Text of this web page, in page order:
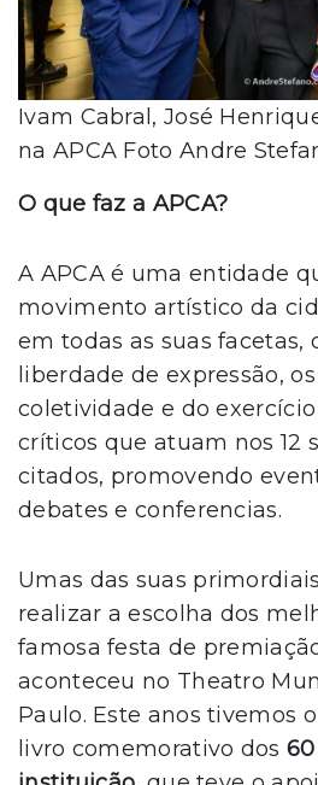
Ivam Cabral, José
na APCA Foto Andre
O que faz a APCA?
A APCA é uma entidade
movimento artístico da
em todas as suas facetas,
liberdade de expressão,
coletividade e do
críticos que atuam nos 12
citados, promovendo
debates e conferencias.
Umas das suas
realizar a escolha dos
famosa festa de
aconteceu no Theatro
Paulo. Este anos tivemos
livro comemorativo dos